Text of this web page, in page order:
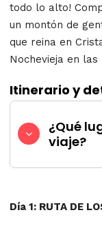
todo lo alto!
un montón de
que reina en
Nochevieja en las
Itinerario y
¿Qué
viaje?
Día 1: RUTA DE